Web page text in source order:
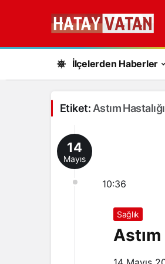
İlçelerden Haberler
Etiket: Astım Hastalığı
14
Mayıs
10:36
Sağlık